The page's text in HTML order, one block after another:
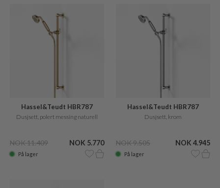
Hassel&Teudt HBR787
Dusjsett, polert messing naturell
NOK 11.409 NOK 5.770
På lager
Hassel&Teudt HBR787
Dusjsett, krom
NOK 9.505 NOK 4.945
På lager